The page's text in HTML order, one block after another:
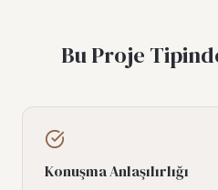
Bu Proje
Konuşma Anlaşılırlığı